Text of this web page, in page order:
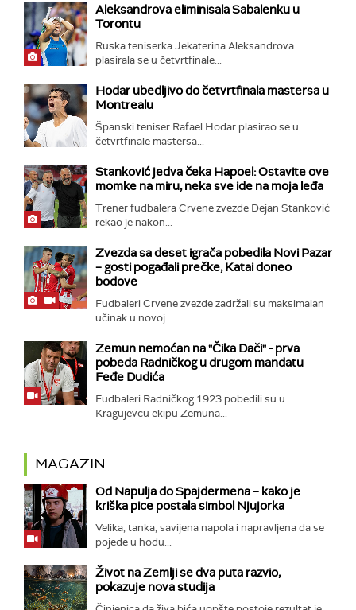
Aleksandrova eliminisala Sabalenku u
Torontu
Ruska teniserka Jekaterina Aleksandrova
plasirala se u četvrtfinale...
Hodar ubedljivo do četvrtfinala mastersa u
Montrealu
Španski teniser Rafael Hodar plasirao se u
četvrtfinale mastersa...
Stanković jedva čeka Hapoel: Ostavite ove
momke na miru, neka sve ide na moja leđa
Trener fudbalera Crvene zvezde Dejan Stanković
rekao je nakon...
Zvezda sa deset igrača pobedila Novi Pazar
– gosti pogađali prečke, Katai doneo
bodove
Fudbaleri Crvene zvezde zadržali su maksimalan
učinak u novoj...
Zemun nemoćan na "Čika Dači" - prva
pobeda Radničkog u drugom mandatu
Feđe Dudića
Fudbaleri Radničkog 1923 pobedili su u
Kragujevcu ekipu Zemuna...
MAGAZIN
Od Napulja do Spajdermena – kako je
kriška pice postala simbol Njujorka
Velika, tanka, savijena napola i napravljena da se
pojede u hodu...
Život na Zemlji se dva puta razvio,
pokazuje nova studija